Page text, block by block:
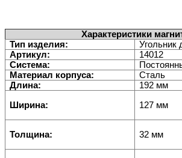
Характеристики
Тип изделия:
Угольник
Артикул:
14012
Система:
Материал корпуса:
Сталь
Длина:
192 мм
Ширина: 127 мм
Толщина: 32 мм